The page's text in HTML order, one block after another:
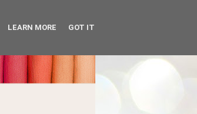
LEARN MORE GOT IT